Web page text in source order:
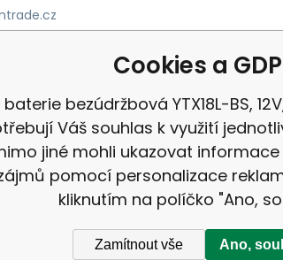
Cookies a
baterie bezúdržbová YTX18L-BS,
Váš souhlas k využití
jiné mohli ukazovat
pomocí personalizace
kliknutím na políčko "Ano,
Zamítnout vše Ano,